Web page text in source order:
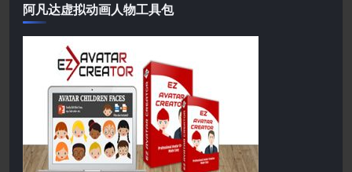
阿凡达虚拟动画人物工具包